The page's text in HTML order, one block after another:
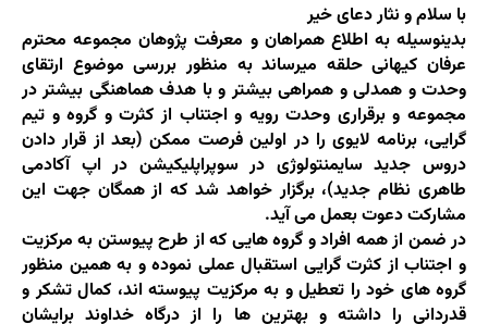
با سلام و نثار دعای خیر
بدینوسیله به اطلاع همراهان و معرفت پژوهان مجموعه محترم
عرفان کیهانی حلقه میرساند به منظور بررسی موضوع ارتقای
وحدت و همدلی و همراهی بیشتر و با هدف هماهنگی بیشتر در
مجموعه و برقراری وحدت رویه و اجتناب از کثرت و گروه و تیم
گرایی، برنامه لایوی را در اولین فرصت ممکن (بعد از قرار دادن
دروس جدید سایمنتولوژی در سوپراپلیکیشن در اپ آکادمی
طاهری نظام جدید)، برگزار خواهد شد که از همگان جهت این
مشارکت دعوت بعمل می آید.
در ضمن از همه افراد و گروه هایی که از طرح پیوستن به مرکزیت
و اجتناب از کثرت گرایی استقبال عملی نموده و به همین منظور
گروه های خود را تعطیل و به مرکزیت پیوسته اند، کمال تشکر و
قدردانی را داشته و بهترین ها را از درگاه خداوند برایشان